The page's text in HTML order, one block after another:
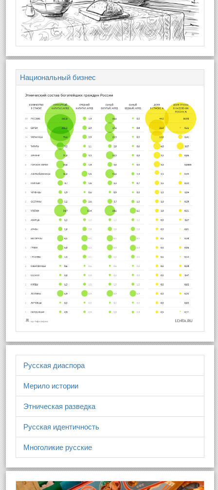
Национальный бизнес
Русская диаспора
Мерило истории
Этническая разведка
Русская идентичность
Многоликие русские